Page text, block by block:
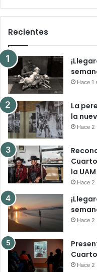
Recientes
Hace 1
La
la
Hace 2
la UAM
Hace 2
Hace 2
Hace 2